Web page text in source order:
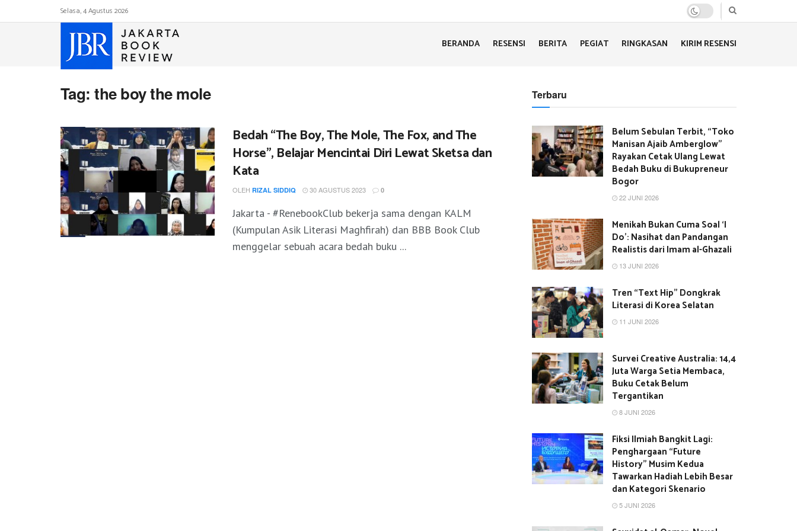
Selasa, 4 Agustus 2026
BERANDA RESENSI BERITA PEGIAT RINGKASAN KIRIM RESENSI
Tag:the boy the mole
Bedah “The Boy, The Mole, The Fox, and The
Horse”, Belajar Mencintai Diri Lewat Sketsa dan
Kata
OLEH RIZAL SIDDIQ 30 AGUSTUS 2023 0
Jakarta - #RenebookClub bekerja sama dengan KALM
(Kumpulan Asik Literasi Maghfirah) dan BBB Book Club
menggelar sebuah acara bedah buku ...
Terbaru
Belum Sebulan Terbit, “Toko
Manisan Ajaib Amberglow”
Rayakan Cetak Ulang Lewat
Bedah Buku di Bukupreneur
Bogor
22 JUNI 2026
Menikah Bukan Cuma Soal ‘I
Do’: Nasihat dan Pandangan
Realistis dari Imam al-Ghazali
13 JUNI 2026
Tren “Text Hip” Dongkrak
Literasi di Korea Selatan
11 JUNI 2026
Survei Creative Australia: 14,4
Juta Warga Setia Membaca,
Buku Cetak Belum
Tergantikan
8 JUNI 2026
Fiksi Ilmiah Bangkit Lagi:
Penghargaan “Future
History” Musim Kedua
Tawarkan Hadiah Lebih Besar
dan Kategori Skenario
5 JUNI 2026